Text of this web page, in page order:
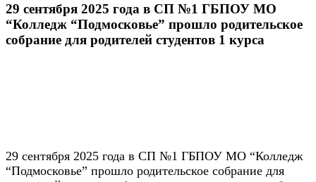
29 сентября 2025 года в СП №1 ГБПОУ МО
“Колледж “Подмосковье” прошло родительское
собрание для родителей студентов 1 курса
29 сентября 2025 года в СП №1 ГБПОУ МО “Колледж
“Подмосковье” прошло родительское собрание для